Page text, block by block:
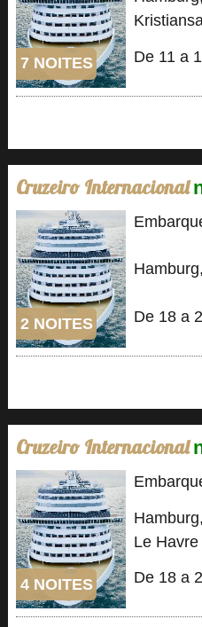
7 NOITES De 11 a
Cruzeiro Internacional
2 NOITES De 18 a
Cruzeiro Internacional
4 NOITES
Le Havre
De 18 a